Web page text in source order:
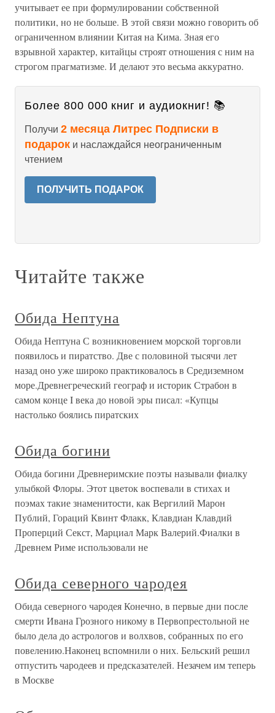
учитывает ее при формулировании собственной
политики, но не больше. В этой связи можно говорить об
ограниченном влиянии Китая на Кима. Зная его
взрывной характер, китайцы строят отношения с ним на
строгом прагматизме. И делают это весьма аккуратно.
Более 800 000 книг и аудиокниг! 📚
Получи 2 месяца Литрес Подписки в
подарок и наслаждайся неограниченным
чтением
ПОЛУЧИТЬ ПОДАРОК
Читайте также
Обида Нептуна
Обида Нептуна С возникновением морской торговли
появилось и пиратство. Две с половиной тысячи лет
назад оно уже широко практиковалось в Средиземном
море.Древнегреческий географ и историк Страбон в
самом конце I века до новой эры писал: «Купцы
настолько боялись пиратских
Обида богини
Обида богини Древнеримские поэты называли фиалку
улыбкой Флоры. Этот цветок воспевали в стихах и
поэмах такие знаменитости, как Вергилий Марон
Публий, Гораций Квинт Флакк, Клавдиан Клавдий
Проперций Секст, Марциал Марк Валерий.Фиалки в
Древнем Риме использовали не
Обида северного чародея
Обида северного чародея Конечно, в первые дни после
смерти Ивана Грозного никому в Первопрестольной не
было дела до астрологов и волхвов, собранных по его
повелению.Наконец вспомнили о них. Бельский решил
отпустить чародеев и предсказателей. Незачем им теперь
в Москве